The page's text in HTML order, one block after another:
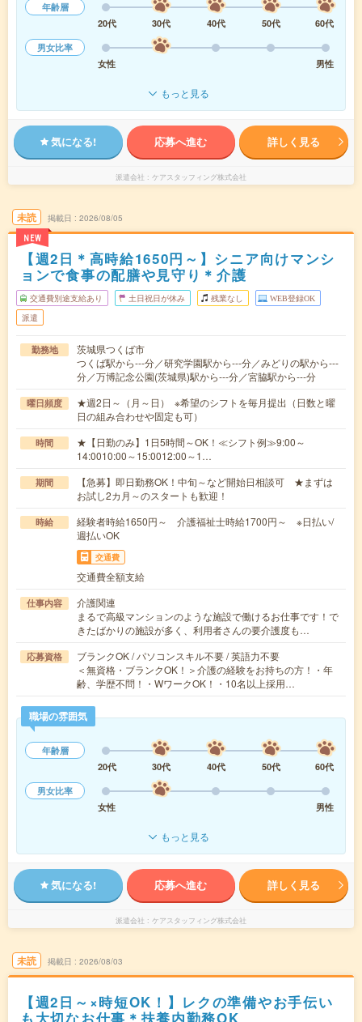
年齢層
20代
30代 40代 50代
60代
男女比率
女性
男性
もっと見る
気になる! 応募へ進む 詳しく見る
派遣会社 ケアスタッフィング株式会社
未読
NEW
掲載日 2026/08/05
【週2日＊高時給1650円～】シニア向けマンシ
ョンで食事の配膳や見守り＊介護
交通費別途支給あり 土日祝日が休み 残業なし WEB登録OK
派遣
勤務地
茨城県つくば市
つくば駅から---分／研究学園駅から---分／みどりの駅から---
分／万博記念公園(茨城県)駅から---分／宮脇駅から---分
曜日頻度
★週2日～（月～日） ※希望のシフトを毎月提出（日数と曜
日の組み合わせや固定も可）
時間
★【日勤のみ】1日5時間～OK！≪シフト例≫9:00～
14:0010:00～15:0012:00～1…
期間
【急募】即日勤務OK！中旬～など開始日相談可 ★まずは
お試し2カ月～のスタートも歓迎！
時給
経験者時給1650円～ 介護福祉士時給1700円～ ※日払い/
週払いOK
交通費
交通費全額支給
仕事内容
介護関連
まるで高級マンションのような施設で働けるお仕事です！で
きたばかりの施設が多く、利用者さんの要介護度も…
応募資格
ブランクOK / パソコンスキル不要 / 英語力不要
＜無資格・ブランクOK！＞介護の経験をお持ちの方！・年
齢、学歴不問！・WワークOK！・10名以上採用…
職場の雰囲気
年齢層
20代
30代 40代 50代
60代
男女比率
女性
男性
もっと見る
気になる! 応募へ進む 詳しく見る
派遣会社 ケアスタッフィング株式会社
未読 掲載日 2026/08/03
【週2日～×時短OK！】レクの準備やお手伝い
も大切なお仕事＊扶養内勤務OK